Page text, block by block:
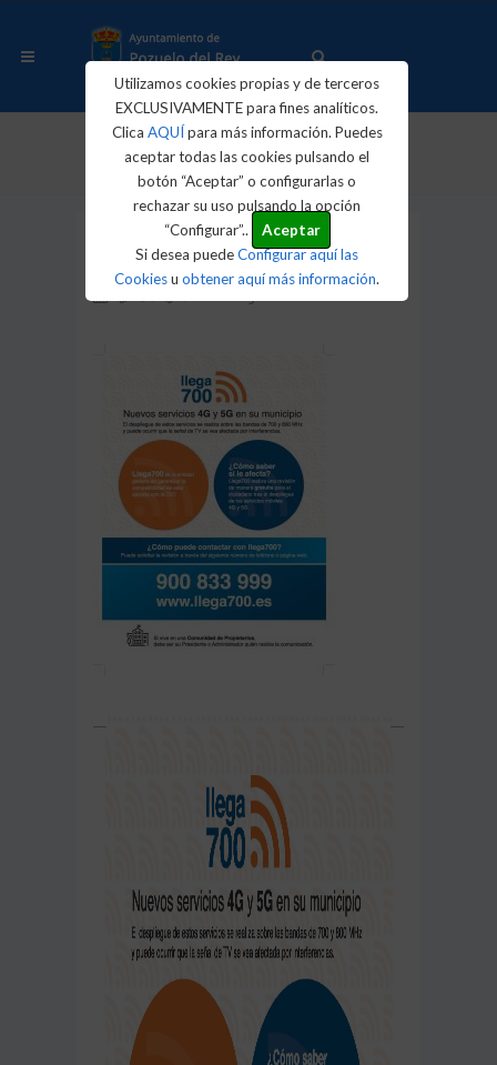
Utilizamos cookies propias y de terceros
EXCLUSIVAMENTE para fines analíticos.
Clica AQUÍ para más información. Puedes
aceptar todas las cookies pulsando el
botón “Aceptar” o configurarlas o
rechazar su uso pulsando la opción
“Configurar”..
Aceptar
Si desea puedeConfigurar aquí las
Cookiesuobtener aquí más información.
Inicio Actualidad Noticias Llega700
Llega700